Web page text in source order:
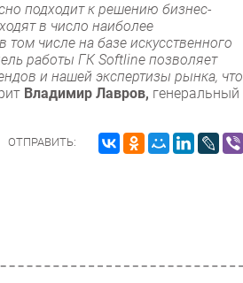
подходит к решению бизнес-
в число наиболее
числе на базе искусственного
работы ГК Softline позволяет
и нашей экспертизы рынка, что
Владимир Лавров, генеральный
ОТПРАВИТЬ: